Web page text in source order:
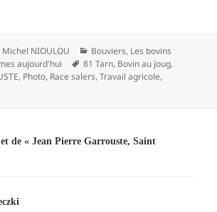
Auteur
Michel NIOULOU Catégories
Bouviers, Les bovins
aujourd'hui
Mots-
clés
81 Tarn, Bovin au joug,
, Photo, Race salers,Travail agricole,
de « Jean Pierre Garrouste, Saint
dit :